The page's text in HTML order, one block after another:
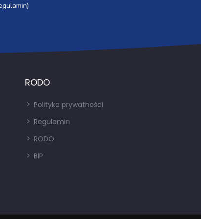
RODO
Polityka prywatności
Regulamin
RODO
BIP